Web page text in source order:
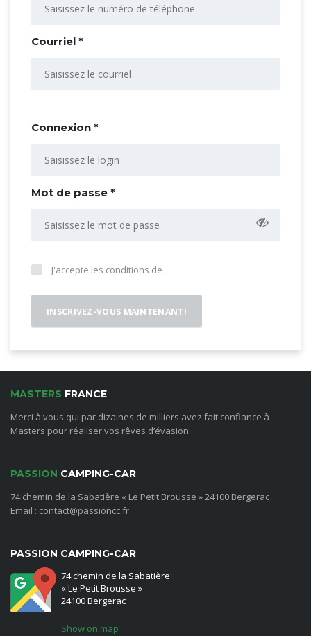
Courriel *
Connexion *
Mot de passe *
J'accepte les conditions de
MASTERS FRANCE
Merci à vous qui par dizaines de milliers avez fait confiance à
Masters pour réaliser vos rêves d’évasion.
PASSION CAMPING-CAR
74 chemin de la Sabatière « Le Petit Brousse » 24100 Bergerac
Email : contact@passioncc.fr
PASSION CAMPING-CAR
74 chemin de la Sabatière
« Le Petit Brousse »
24100 Bergerac
Show on map